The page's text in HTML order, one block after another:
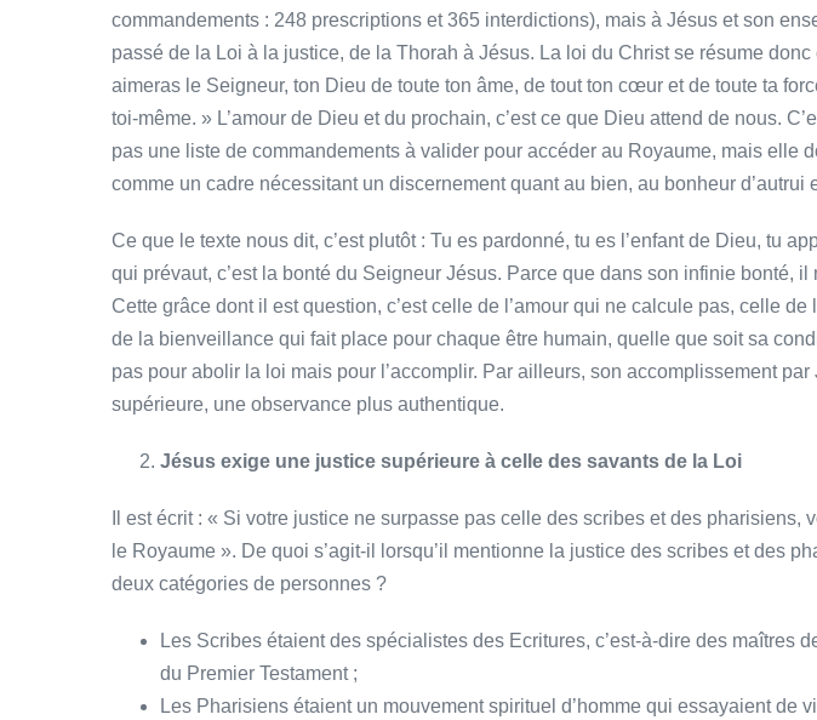
commandements : 248 prescriptions et 365 interdictions), mais à Jésus et son
passé de la Loi à la justice, de la Thorah à Jésus. La loi du Christ se résume donc
aimeras le Seigneur, ton Dieu de toute ton âme, de tout ton cœur et de toute ta
toi-même. » L’amour de Dieu et du prochain, c’est ce que Dieu attend de nous.
pas une liste de commandements à valider pour accéder au Royaume, mais elle
comme un cadre nécessitant un discernement quant au bien, au bonheur d’autrui
Ce que le texte nous dit, c’est plutôt : Tu es pardonné, tu es l’enfant de Dieu, tu
qui prévaut, c’est la bonté du Seigneur Jésus. Parce que dans son infinie bonté, il
Cette grâce dont il est question, c’est celle de l’amour qui ne calcule pas, celle
de la bienveillance qui fait place pour chaque être humain, quelle que soit sa
pas pour abolir la loi mais pour l’accomplir. Par ailleurs, son accomplissement
supérieure, une observance plus authentique.
Jésus exige une justice supérieure à celle des savants de la Loi
Il est écrit : « Si votre justice ne surpasse pas celle des scribes et des pharisiens,
le Royaume ». De quoi s’agit-il lorsqu’il mentionne la justice des scribes et des
deux catégories de personnes ?
Les Scribes étaient des spécialistes des Ecritures, c’est-à-dire des maîtres
du Premier Testament ;
Les Pharisiens étaient un mouvement spirituel d’homme qui essayaient de